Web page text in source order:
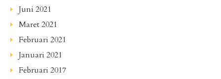
Juni 2021
Maret 2021
Februari 2021
Januari 2021
Februari 2017